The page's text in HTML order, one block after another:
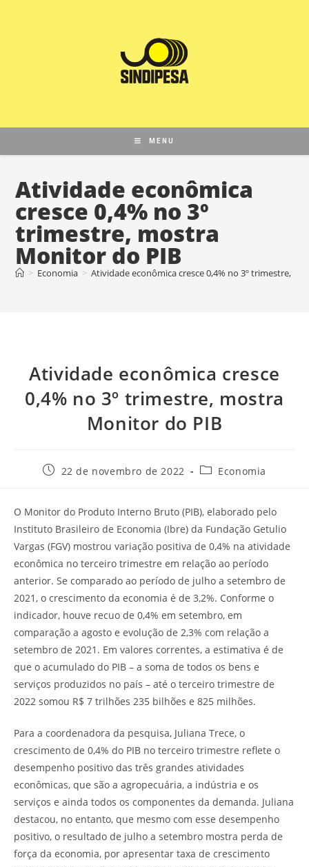
MENU
Atividade econômica
cresce 0,4% no 3º
trimestre, mostra
Monitor do PIB
> Economia > Atividade econômica cresce 0,4% no 3º trimestre,
Atividade econômica cresce
0,4% no 3º trimestre, mostra
Monitor do PIB
22 de novembro de 2022 Economia
O Monitor do Produto Interno Bruto (PIB), elaborado pelo
Instituto Brasileiro de Economia (Ibre) da Fundação Getulio
Vargas (FGV) mostrou variação positiva de 0,4% na atividade
econômica no terceiro trimestre em relação ao período
anterior. Se comparado ao período de julho a setembro de
2021, o crescimento da economia é de 3,2%. Conforme o
indicador, houve recuo de 0,4% em setembro, em
comparação a agosto e evolução de 2,3% com relação a
setembro de 2021. Em valores correntes, a estimativa é de
que o acumulado do PIB – a soma de todos os bens e
serviços produzidos no país – até o terceiro trimestre de
2022 somou R$ 7 trilhões 235 bilhões e 825 milhões.
Para a coordenadora da pesquisa, Juliana Trece, o
crescimento de 0,4% do PIB no terceiro trimestre reflete o
desempenho positivo das três grandes atividades
econômicas, que são a agropecuária, a indústria e os
serviços e ainda todos os componentes da demanda. Juliana
destacou, no entanto, que mesmo com esse desempenho
positivo, o resultado de julho a setembro mostra perda de
força da economia, por apresentar taxa de crescimento